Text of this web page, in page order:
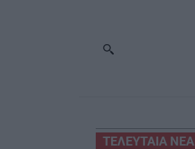
ΤΕΛΕΥΤΑΙΑ ΝΕΑ